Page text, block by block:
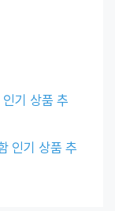
기 상품 추
인기 상품 추